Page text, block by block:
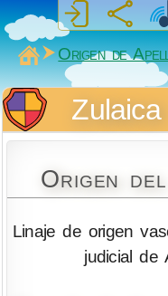
MiSabueso
Origen de
Zulaica
Origen
Linaje de origen
judicial de